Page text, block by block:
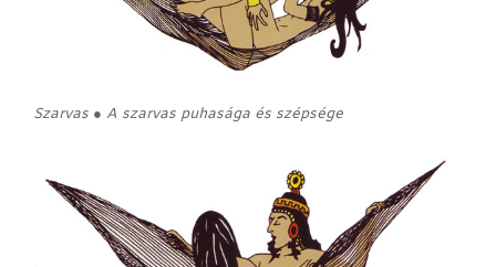
Szarvas ● A szarvas puhasága és szépsége